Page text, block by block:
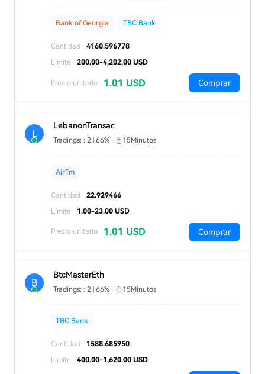
Bank of Georgia TBC Bank
Cantidad
4160.596778
Límite
200.00-4,202.00 USD
Precio unitario 1.01 USD Comprar
L
LebanonTransac
Tradings: : 2 | 66% 15Minutos
AirTm
Cantidad
22.929466
Límite
1.00-23.00 USD
Precio unitario 1.01 USD Comprar
B
BtcMasterEth
Tradings: : 2 | 66% 15Minutos
TBC Bank
Cantidad
1588.685950
Límite
400.00-1,620.00 USD